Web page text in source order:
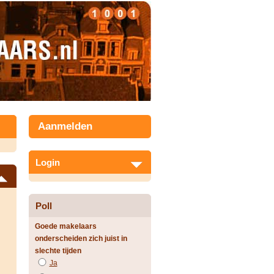
Aanmelden
Login
Poll
Goede makelaars
onderscheiden zich juist in
slechte tijden
Ja